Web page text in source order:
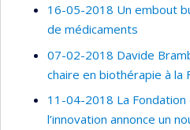
16-05-2018 Un embout
de médicaments
07-02-2018 Davide
chaire en biothérapie à la
11-04-2018 La Fondation
l’innovation annonce un